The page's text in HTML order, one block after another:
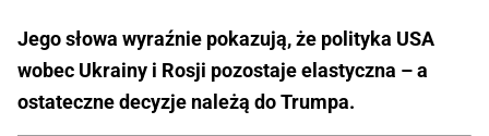
Jego słowa wyraźnie pokazują, że polityka USA
wobec Ukrainy i Rosji pozostaje elastyczna – a
ostateczne decyzje należą do Trumpa.